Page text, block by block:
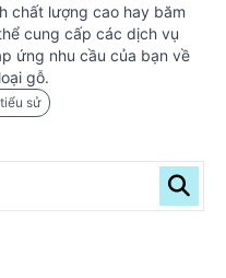
chất lượng cao hay băm
cung cấp các dịch vụ
ứng nhu cầu của bạn về
gỗ.
sử